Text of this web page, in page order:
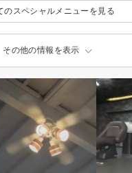
のスペシャルメニューを見る
その他の情報を表示